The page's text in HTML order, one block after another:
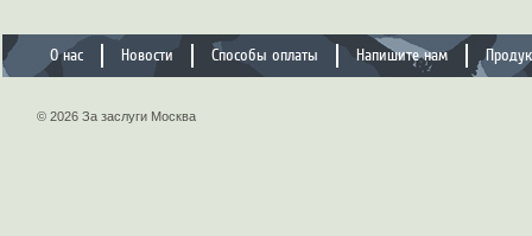
О нас Новости Способы оплаты Напишите нам
© 2026 За заслуги Москва